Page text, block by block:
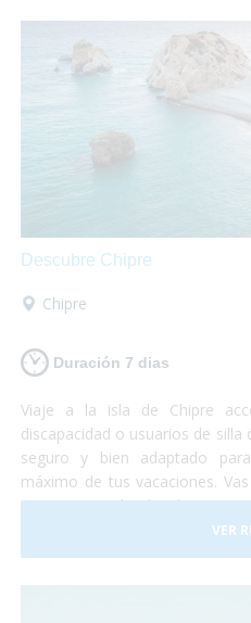
Descubre Chipre
Chipre
Duración 7 dias
Viaje a la isla de Chipre
discapacidad o usuarios de silla
seguro y bien adaptado
máximo de tus vacaciones.
pintorescas donde
grandes montañas de la isla,
relajarte en alguna de las 29
VER